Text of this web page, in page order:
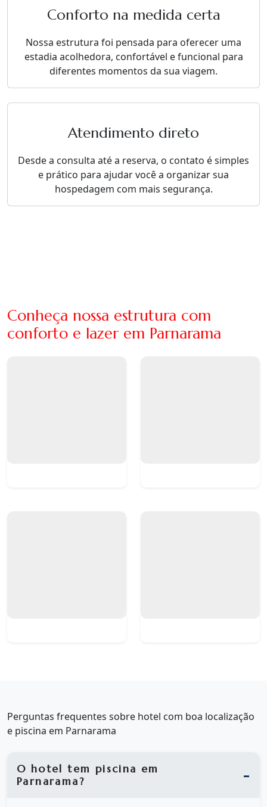
Conforto na medida certa
Nossa estrutura foi pensada para oferecer uma
estadia acolhedora, confortável e funcional para
diferentes momentos da sua viagem.
Atendimento direto
Desde a consulta até a reserva, o contato é simples
e prático para ajudar você a organizar sua
hospedagem com mais segurança.
Conheça nossa estrutura com
conforto e lazer em Parnarama
Perguntas frequentes sobre hotel com boa localização
e piscina em Parnarama
O hotel tem piscina em
Parnarama?